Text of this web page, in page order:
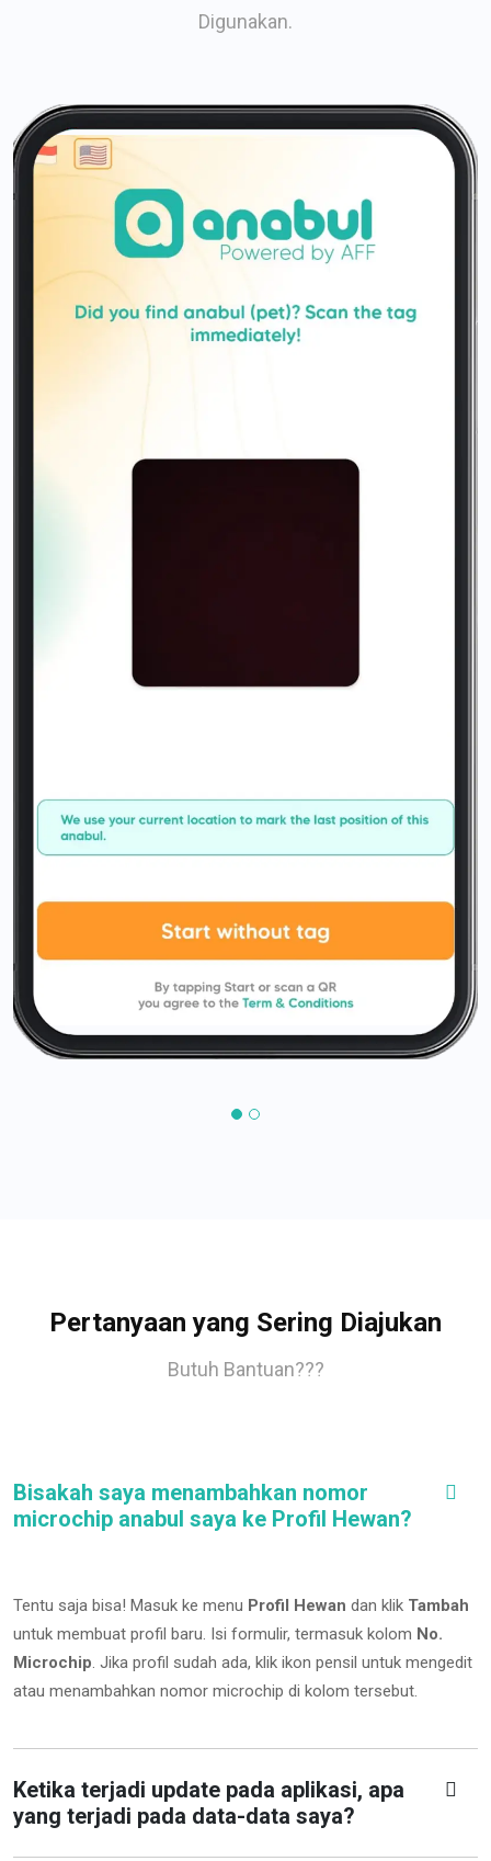
Digunakan.
Pertanyaan yang Sering Diajukan
Butuh Bantuan???
Bisakah saya menambahkan nomor
microchip anabul saya ke Profil Hewan?
Tentu saja bisa! Masuk ke menu Profil Hewan dan klik Tambah
untuk membuat profil baru. Isi formulir, termasuk kolom No.
Microchip. Jika profil sudah ada, klik ikon pensil untuk mengedit
atau menambahkan nomor microchip di kolom tersebut.
Ketika terjadi update pada aplikasi, apa
yang terjadi pada data-data saya?